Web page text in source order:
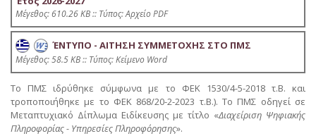
Mέγεθος: 610.26 KB :: Τύπος: Αρχείο PDF
ΈΝΤΥΠΟ - ΑΙΤΗΣΗ ΣΥΜΜΕΤΟΧΗΣ ΣΤΟ ΠΜΣ
Mέγεθος: 58.5 KB :: Τύπος: Kείμενο Word
Το ΠΜΣ ιδρύθηκε σύμφωνα με το ΦΕΚ 1530/4-5-2018 τ.Β. και
τροποποιήθηκε με το ΦΕΚ 868/20-2-2023 τ.Β.). Το ΠΜΣ οδηγεί σε
Μεταπτυχιακό Δίπλωμα Ειδίκευσης με τίτλο «Διαχείριση Ψηφιακής
Πληροφορίας - Υπηρεσίες Πληροφόρησης».